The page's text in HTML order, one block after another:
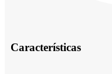
Características